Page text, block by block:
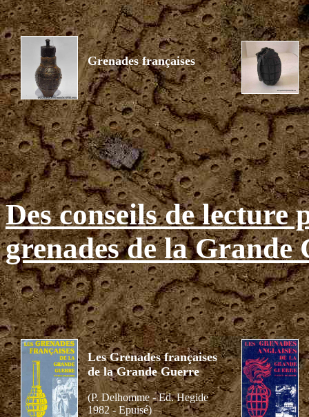
Grenades françaises
Des conseils de lecture
grenades de la Grande
Les Grenades françaises
de la Grande Guerre
(P. Delhomme - Ed. Hegide
1982 - Epuisé)